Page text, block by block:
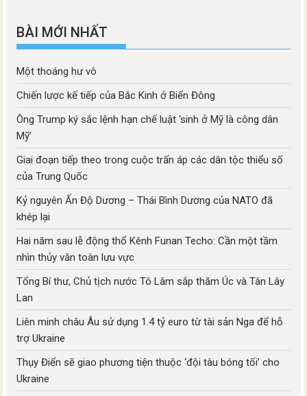
BÀI MỚI NHẤT
Một thoáng hư vô
Chiến lược kế tiếp của Bắc Kinh ở Biển Đông
Ông Trump ký sắc lệnh hạn chế luật ‘sinh ở Mỹ là công dân
Mỹ’
Giai đoạn tiếp theo trong cuộc trấn áp các dân tộc thiểu số
của Trung Quốc
Kỷ nguyên Ấn Độ Dương – Thái Bình Dương của NATO đã
khép lại
Hai năm sau lễ động thổ Kênh Funan Techo: Cần một tầm
nhìn thủy văn toàn lưu vực
Tổng Bí thư, Chủ tịch nước Tô Lâm sắp thăm Úc và Tân Lây
Lan
Liên minh châu Âu sử dụng 1.4 tỷ euro từ tài sản Nga để hỗ
trợ Ukraine
Thụy Điển sẽ giao phương tiện thuộc ‘đội tàu bóng tối’ cho
Ukraine